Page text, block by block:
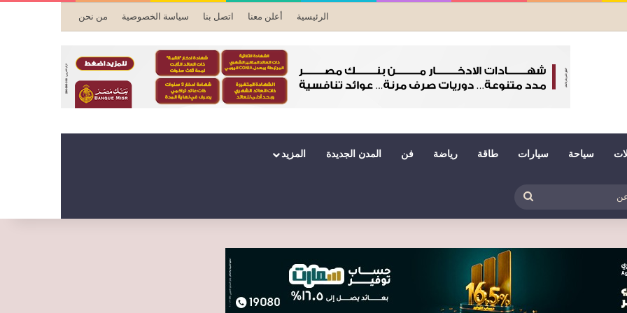
الرئيسية أعلن معنا اتصل بنا سياسة الخصوصية من نحن
سياحة سيارات طاقة رياضة فن المدن الجديدة المزيد
عن